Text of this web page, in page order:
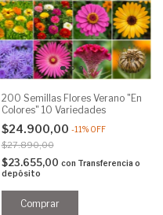
200 Semillas Flores Verano "En
Colores" 10 Variedades
$24.900,00 -11% OFF
$27.890,00
$23.655,00 con Transferencia o
depósito